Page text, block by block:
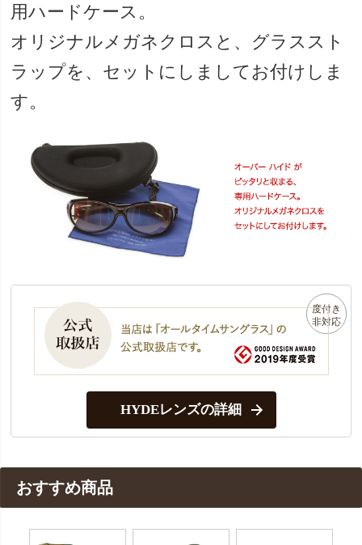
用ハードケース。
オリジナルメガネクロスと、グラススト
ラップを、セットにしましてお付けしま
す。
HYDEレンズの詳細
おすすめ商品